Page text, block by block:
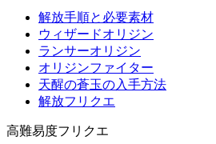
解放手順と必要素材
ウィザードオリジン
ランサーオリジン
オリジンファイター
天醒の蒼玉の入手方法
解放フリクエ
高難易度フリクエ